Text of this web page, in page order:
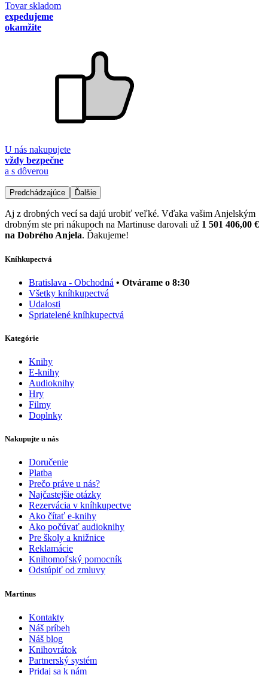
Tovar skladom
expedujeme
okamžite
U nás nakupujete
vždy bezpečne
a s dôverou
Predchádzajúce Ďalšie
Aj z drobných vecí sa dajú urobiť veľké. Vďaka vašim Anjelským
drobným ste pri nákupoch na Martinuse darovali už 1 501 406,00 €
na Dobrého Anjela. Ďakujeme!
Kníhkupectvá
Bratislava - Obchodná • Otvárame o 8:30
Všetky kníhkupectvá
Udalosti
Spriatelené kníhkupectvá
Kategórie
Knihy
E-knihy
Audioknihy
Hry
Filmy
Doplnky
Nakupujte u nás
Doručenie
Platba
Prečo práve u nás?
Najčastejšie otázky
Rezervácia v kníhkupectve
Ako čítať e-knihy
Ako počúvať audioknihy
Pre školy a knižnice
Reklamácie
Knihomoľský pomocník
Odstúpiť od zmluvy
Martinus
Kontakty
Náš príbeh
Náš blog
Knihovrátok
Partnerský systém
Pridaj sa k nám